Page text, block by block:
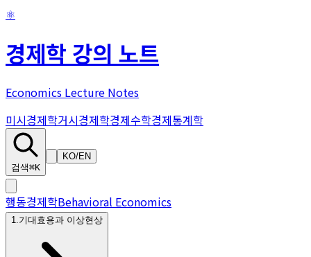
⚛
경제학 강의 노트
Economics Lecture Notes
미시경제학거시경제학경제수학경제통계학
검색⌘K
KO/EN
행동경제학Behavioral Economics
1 기대효용과 이상현상